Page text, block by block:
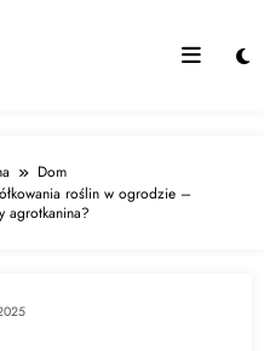
Dom
roślin w ogrodzie –
agrotkanina?